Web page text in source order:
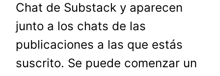
Chat de Substack y aparecen
junto a los chats de las
publicaciones a las que estás
suscrito. Se puede comenzar un